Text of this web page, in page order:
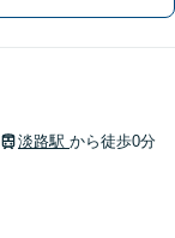
淡路駅 から徒歩0分